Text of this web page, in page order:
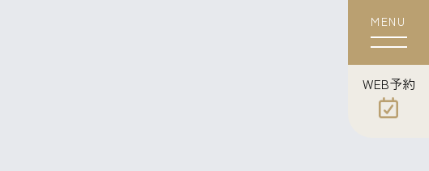
MENU
WEB​​​​​​​予約